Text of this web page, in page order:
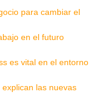
para cambiar el
en el futuro
es vital en el entorno
las nuevas